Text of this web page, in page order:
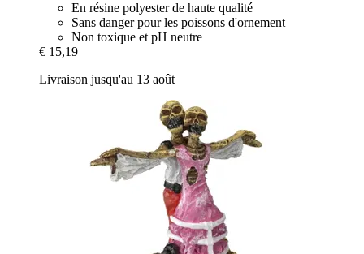
En résine polyester de haute qualité
Sans danger pour les poissons d'ornement
Non toxique et pH neutre
€ 15,19
Livraison jusqu'au 13 août